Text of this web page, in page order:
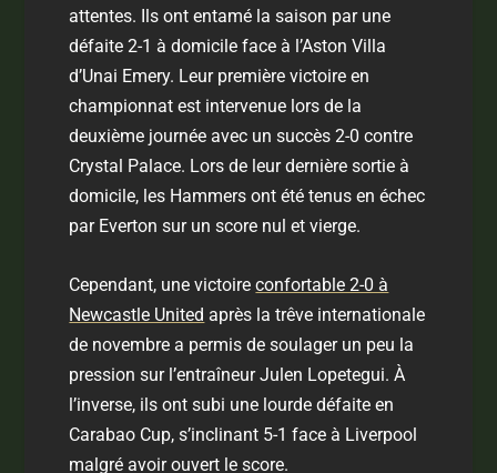
attentes. Ils ont entamé la saison par une
défaite 2-1 à domicile face à l’Aston Villa
d’Unai Emery. Leur première victoire en
championnat est intervenue lors de la
deuxième journée avec un succès 2-0 contre
Crystal Palace. Lors de leur dernière sortie à
domicile, les Hammers ont été tenus en échec
par Everton sur un score nul et vierge.
Cependant, une victoireconfortable 2-0 à
Newcastle United après la trêve internationale
de novembre a permis de soulager un peu la
pression sur l’entraîneur Julen Lopetegui. À
l’inverse, ils ont subi une lourde défaite en
Carabao Cup, s’inclinant 5-1 face à Liverpool
malgré avoir ouvert le score.